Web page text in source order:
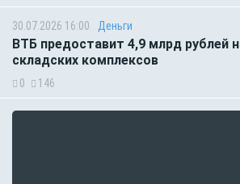
30.07.2026 16:00 Деньги
ВТБ предоставит 4,9 млрд рублей
складских комплексов
0 146